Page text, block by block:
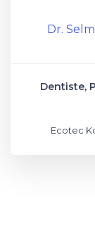
Dr.
Dentiste,
Ecotec